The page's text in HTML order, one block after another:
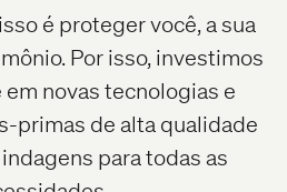
é proteger você, a sua
Por isso, investimos
novas tecnologias e
primas de alta qualidade
para todas as